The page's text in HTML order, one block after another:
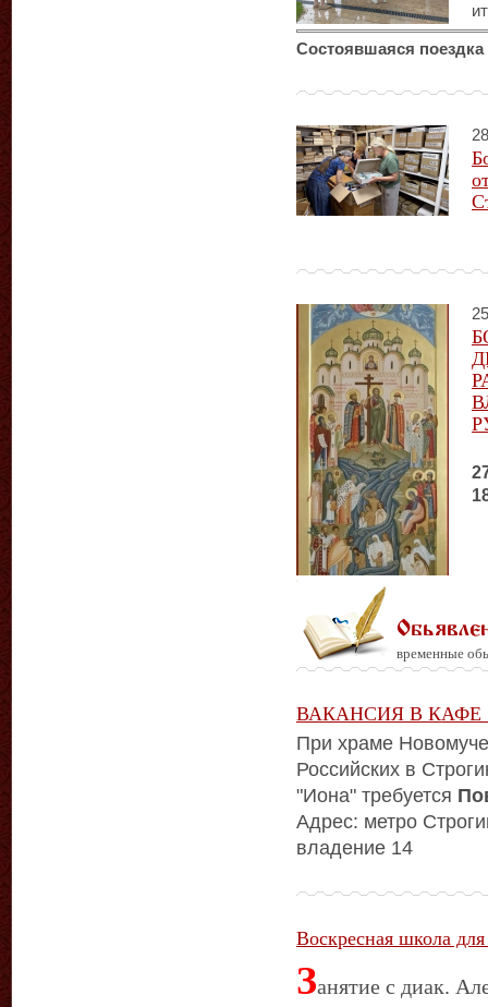
Состоявшаяся
временные
ВАКАНСИЯ В КАФЕ
При храме
Российских в
"Иона" требуется
Адрес: метро
владение 14
Воскресная школа
Занятие с диак.